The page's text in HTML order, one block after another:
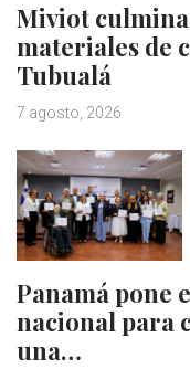
Miviot
materiales de
Tubualá
7 agosto, 2026
Panamá pone
nacional para
una…